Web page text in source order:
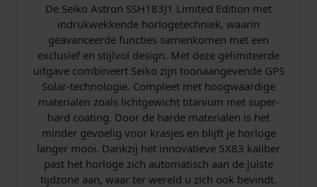
De Seiko Astron SSH183J1 Limited Edition met
indrukwekkende horlogetechniek, waarin
geavanceerde functies samenkomen met een
exclusief en stijlvol design. Met deze gelimiteerde
uitgave combineert Seiko zijn toonaangevende GPS
Solar-technologie. Compleet met hoogwaardige
materialen zoals lichtgewicht titanium met super-
hard coating. Door de harde materialen is het
minder gevoelig voor krasjes en blijft je horloge
langer mooi. Dankzij het innovatieve 5X83 kaliber
past het horloge zich automatisch aan de juiste
tijdzone aan, waar ter wereld u zich ook bevindt.